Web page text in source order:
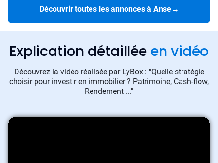
Découvrir toutes les annonces à Anse→
Explication détaillée en vidéo
Découvrez la vidéo réalisée par LyBox : "Quelle stratégie
choisir pour investir en immobilier ? Patrimoine, Cash-flow,
Rendement ..."